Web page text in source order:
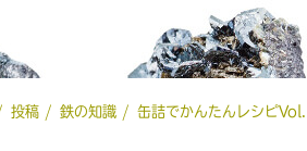
投稿 鉄の知識 缶詰でかんたんレシピ